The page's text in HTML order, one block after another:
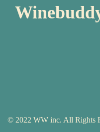
© 2022 WW inc. All Rights